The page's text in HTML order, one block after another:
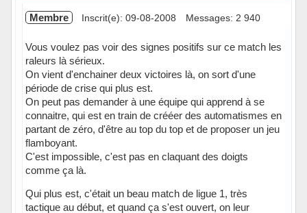
Membre Inscrit(e): 09-08-2008 Messages: 2 940
Vous voulez pas voir des signes positifs sur ce match les
raleurs là sérieux.
On vient d'enchainer deux victoires là, on sort d'une
période de crise qui plus est.
On peut pas demander à une équipe qui apprend à se
connaitre, qui est en train de crééer des automatismes en
partant de zéro, d'être au top du top et de proposer un jeu
flamboyant.
C'est impossible, c'est pas en claquant des doigts
comme ça là.
Qui plus est, c'était un beau match de ligue 1, très
tactique au début, et quand ça s'est ouvert, on leur